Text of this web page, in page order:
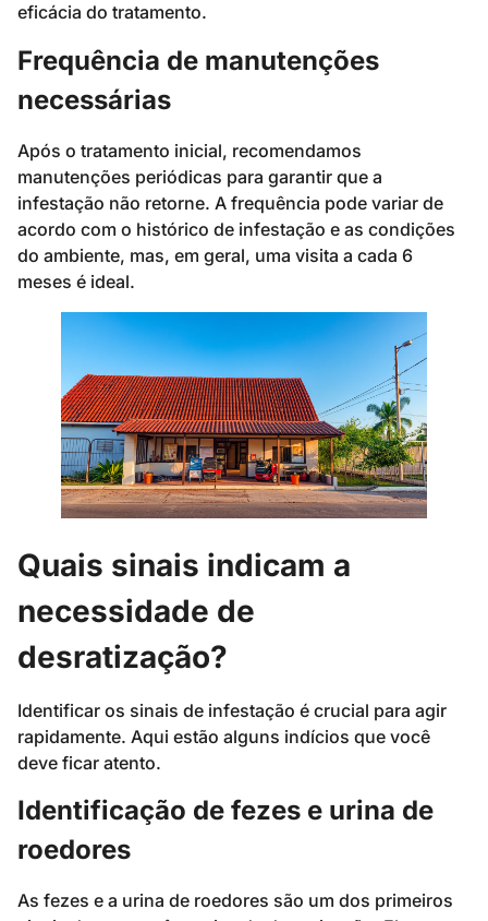
eficácia do tratamento.
Frequência de manutenções
necessárias
Após o tratamento inicial, recomendamos
manutenções periódicas para garantir que a
infestação não retorne. A frequência pode variar de
acordo com o histórico de infestação e as condições
do ambiente, mas, em geral, uma visita a cada 6
meses é ideal.
Quais sinais indicam a
necessidade de
desratização?
Identificar os sinais de infestação é crucial para agir
rapidamente. Aqui estão alguns indícios que você
deve ficar atento.
Identificação de fezes e urina de
roedores
As fezes e a urina de roedores são um dos primeiros